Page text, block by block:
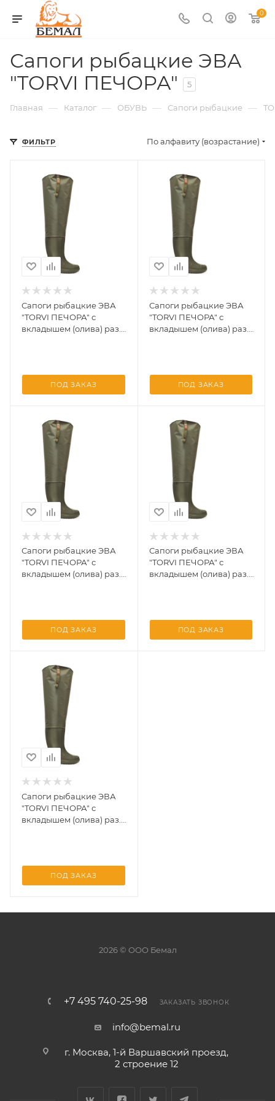
0
Сапоги рыбацкие ЭВА
"TORVI ПЕЧОРА"
5
Главная — Каталог — ОБУВЬ — Сапоги рыбацкие —
ФИЛЬТР По алфавиту (возрастание)
Сапоги рыбацкие ЭВА
"TORVI ПЕЧОРА" с
вкладышем (олива) раз.
ПОД ЗАКАЗ
Сапоги рыбацкие ЭВА
"TORVI ПЕЧОРА" с
вкладышем (олива) раз.
ПОД ЗАКАЗ
Сапоги рыбацкие ЭВА
"TORVI ПЕЧОРА" с
вкладышем (олива) раз.
ПОД ЗАКАЗ
Сапоги рыбацкие ЭВА
"TORVI ПЕЧОРА" с
вкладышем (олива) раз.
ПОД ЗАКАЗ
Сапоги рыбацкие ЭВА
"TORVI ПЕЧОРА" с
вкладышем (олива) раз.
ПОД ЗАКАЗ
2026 © ООО Бемал
+7 495 740-25-98 ЗАКАЗАТЬ ЗВОНОК
info@bemal.ru
г. Москва, 1-й Варшавский проезд,
2 строение 12